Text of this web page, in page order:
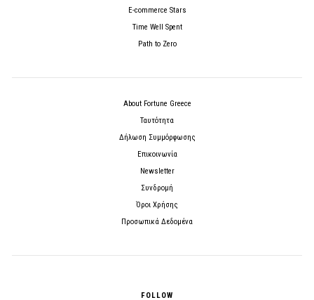
E-commerce Stars
Time Well Spent
Path to Zero
About Fortune Greece
Ταυτότητα
Δήλωση Συμμόρφωσης
Επικοινωνία
Newsletter
Συνδρομή
Όροι Χρήσης
Προσωπικά Δεδομένα
FOLLOW